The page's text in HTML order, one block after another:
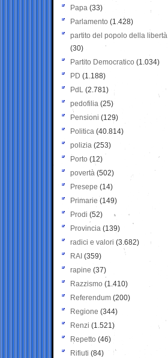
Papa (33)
Parlamento (1.428)
partito del popolo della libertà
(30)
Partito Democratico (1.034)
PD (1.188)
PdL (2.781)
pedofilia (25)
Pensioni (129)
Politica (40.814)
polizia (253)
Porto (12)
povertà (502)
Presepe (14)
Primarie (149)
Prodi (52)
Provincia (139)
radici e valori (3.682)
RAI (359)
rapine (37)
Razzismo (1.410)
Referendum (200)
Regione (344)
Renzi (1.521)
Repetto (46)
Rifiuti (84)